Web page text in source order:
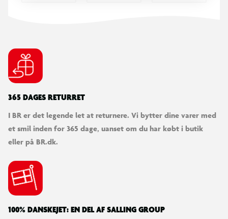
365 DAGES RETURRET
I BR er det legende let at returnere. Vi bytter dine varer med
et smil inden for 365 dage, uanset om du har købt i butik
eller på BR.dk.
100% DANSKEJET: EN DEL AF SALLING GROUP